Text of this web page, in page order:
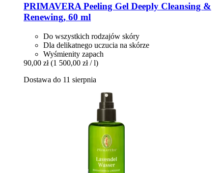
PRIMAVERA Peeling Gel Deeply Cleansing &
Renewing, 60 ml
Do wszystkich rodzajów skóry
Dla delikatnego uczucia na skórze
Wyśmienity zapach
90,00 zł (1 500,00 zł / l)
Dostawa do 11 sierpnia